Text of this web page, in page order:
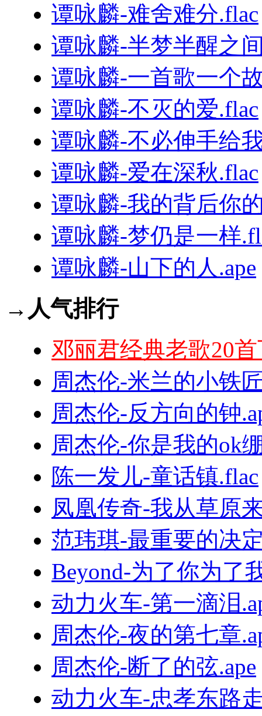
谭咏麟-难舍难分.flac
谭咏麟-半梦半醒之
谭咏麟-一首歌一个
谭咏麟-不灭的爱.flac
谭咏麟-不必伸手给
谭咏麟-爱在深秋.flac
谭咏麟-我的背后你
谭咏麟-梦仍是一样
谭咏麟-山下的人.ape
→人气排行
邓丽君经典老歌20
周杰伦-米兰的小铁
周杰伦-反方向的钟
周杰伦-你是我的ok
陈一发儿-童话镇.flac
凤凰传奇-我从草原
范玮琪-最重要的决
Beyond-为了你为了
动力火车-第一滴泪
周杰伦-夜的第七章
周杰伦-断了的弦.ape
动力火车-忠孝东路